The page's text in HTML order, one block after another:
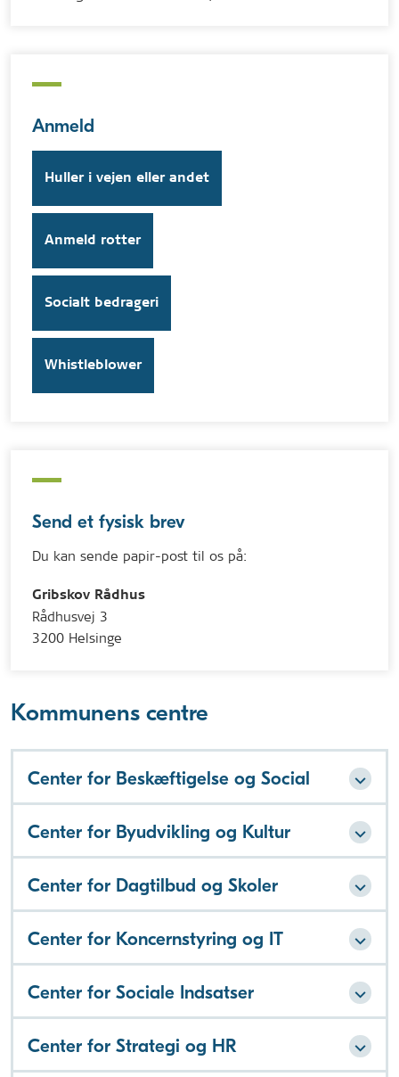
Anmeld
Huller i vejen eller andet
Anmeld rotter
Socialt bedrageri
Whistleblower
Send et fysisk brev
Du kan sende papir-post til os på:
Gribskov Rådhus
Rådhusvej 3
3200 Helsinge
Kommunens centre
Center for Beskæftigelse og Social
Center for Byudvikling og Kultur
Center for Dagtilbud og Skoler
Center for Koncernstyring og IT
Center for Sociale Indsatser
Center for Strategi og HR